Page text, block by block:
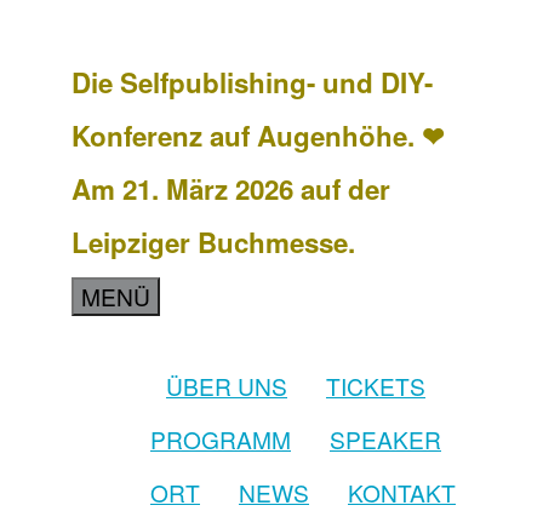
Die Selfpublishing- und DIY-
Konferenz auf Augenhöhe. ❤
Am 21. März 2026 auf der
Leipziger Buchmesse.
MENÜ
ÜBER UNS
TICKETS
PROGRAMM
SPEAKER
ORT
NEWS
KONTAKT